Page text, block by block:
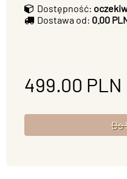
Dostępność:
Dostawa od: 0.00
499.00 PLN